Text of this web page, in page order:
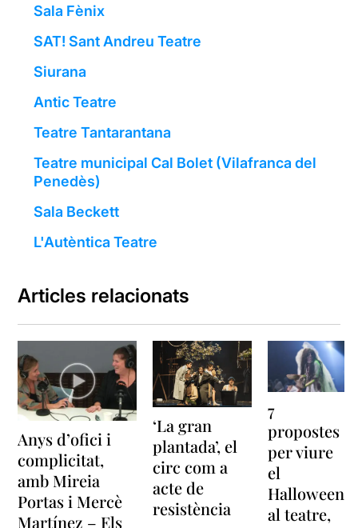
Sala Fènix
SAT! Sant Andreu Teatre
Siurana
Antic Teatre
Teatre Tantarantana
Teatre municipal Cal Bolet (Vilafranca del
Penedès)
Sala Beckett
L'Autèntica Teatre
Articles relacionats
Anys d’ofici i
complicitat,
amb Mireia
Portas i Mercè
Martínez – Els
‘La gran
plantada’, el
circ com a
acte de
resistència
7
propostes
per viure
el
Halloween
al teatre,